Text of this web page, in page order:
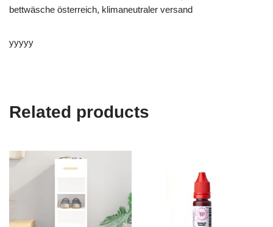
bettwäsche österreich, klimaneutraler versand
yyyyy
Related products